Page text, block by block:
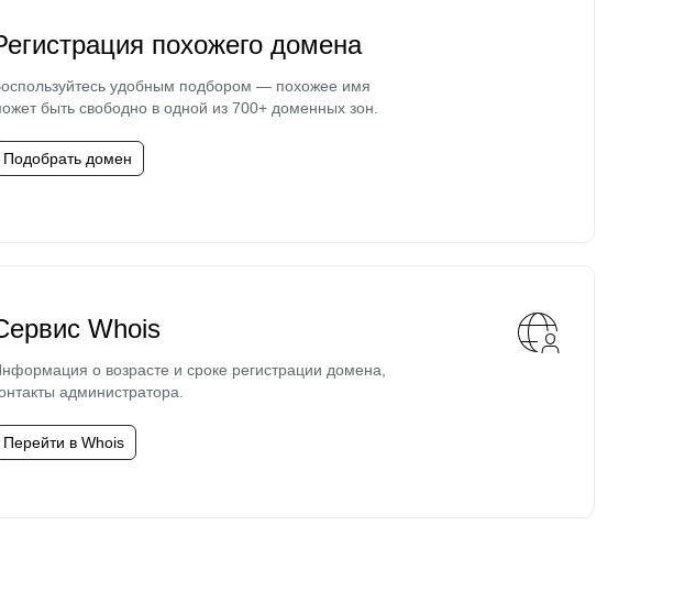
похожего домена
удобным подбором — похожее имя
быть свободно в одной из 700+ доменных зон.
Подобрать домен
Whois
о возрасте и сроке регистрации домена,
администратора.
Перейти в Whois